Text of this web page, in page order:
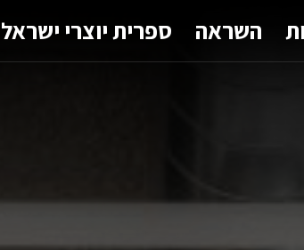
השראה ספרית יוצרי ישראל